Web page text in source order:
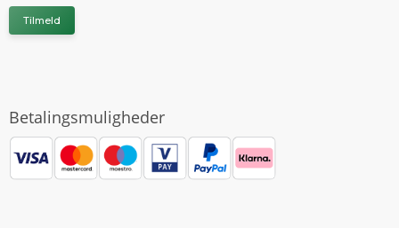
Tilmeld
Betalingsmuligheder